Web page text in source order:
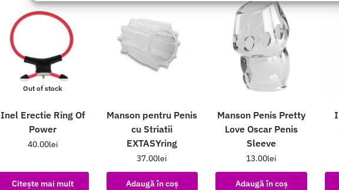
Asigurarea securității, prevenirea și detectarea fraudei și corectarea
erorilor, Furnizarea și prezentarea publicității și a conținutului,
Salvați și comunicați opțiunile de confidențialitate.
Out of stock
Inel Erectie Ring Of
Power
40.00lei
Citește mai mult
Manson pentru Penis
cu Striatii
EXTASYring
37.00lei
Adaugă în coș
Manson Penis Pretty
Love Oscar Penis
Sleeve
13.00lei
Adaugă în coș